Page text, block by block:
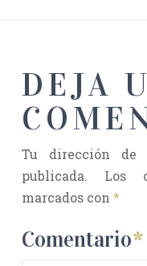
DEJA
Tu dirección de
publicada.
Los
marcados con *
Comentario*